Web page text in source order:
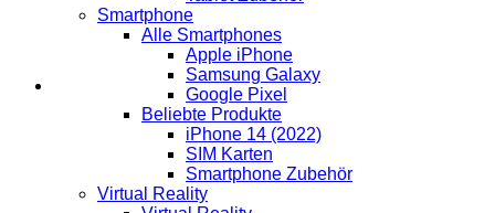
Smartphone
Alle Smartphones
Apple iPhone
Samsung Galaxy
Google Pixel
Beliebte Produkte
iPhone 14 (2022)
SIM Karten
Smartphone Zubehör
Virtual Reality